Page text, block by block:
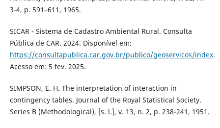
3-4, p. 591–611, 1965.
SICAR - Sistema de Cadastro Ambiental Rural. Consulta
Pública de CAR. 2024. Disponível em:
https://consultapublica.car.gov.br/publico/geoservicos/index.
Acesso em: 5 fev. 2025.
SIMPSON, E. H. The interpretation of interaction in
contingency tables. Journal of the Royal Statistical Society.
Series B (Methodological), [s. l.], v. 13, n. 2, p. 238-241, 1951.